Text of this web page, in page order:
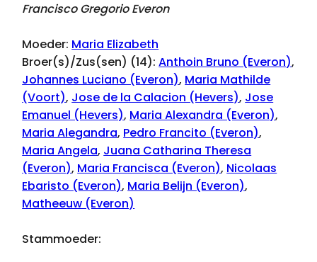
Francisco Gregorio Everon
Moeder: Maria Elizabeth
Broer(s)/Zus(sen) (14):Anthoin Bruno (Everon),
Johannes Luciano (Everon), Maria Mathilde
(Voort), Jose de la Calacion (Hevers), Jose
Emanuel (Hevers), Maria Alexandra (Everon),
Maria Alegandra, Pedro Francito (Everon),
Maria Angela, Juana Catharina Theresa
(Everon), Maria Francisca (Everon), Nicolaas
Ebaristo (Everon), Maria Belijn (Everon),
Matheeuw (Everon)
Stammoeder: